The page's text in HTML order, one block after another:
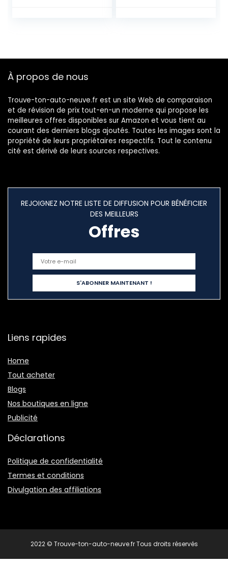
À propos de nous
Trouve-ton-auto-neuve.fr est un site Web de comparaison
et de révision de prix tout-en-un moderne qui propose les
meilleures offres disponibles sur Amazon et vous tient au
courant des derniers blogs ajoutés. Toutes les images sont la
propriété de leurs propriétaires respectifs. Tout le contenu
cité est dérivé de leurs sources respectives.
REJOIGNEZ NOTRE LISTE DE DIFFUSION POUR BÉNÉFICIER
DES MEILLEURS
Offres
Liens rapides
Home
Tout acheter
Blogs
Nos boutiques en ligne
Publicité
Déclarations
Politique de confidentialité
Termes et conditions
Divulgation des affiliations
2022 © Trouve-ton-auto-neuve.fr Tous droits réservés